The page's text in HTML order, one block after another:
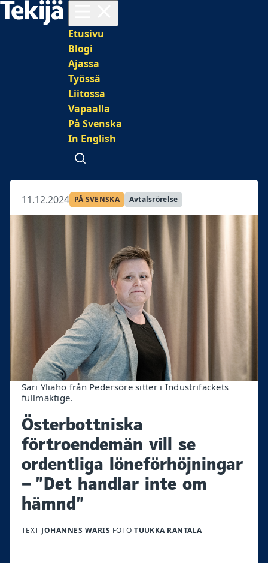
Päävalikko
Etusivu
Blogi
Ajassa
Työssä
Liitossa
Vapaalla
På Svenska
In English
Avaa haku
11.12.2024 PÅ SVENSKA Avtalsrörelse
Sari Yliaho från Pedersöre sitter i Industrifackets
fullmäktige.
Österbottniska
förtroendemän vill se
ordentliga löneförhöjningar
– ”Det handlar inte om
hämnd”
TEXT JOHANNES WARIS FOTOTUUKKA RANTALA